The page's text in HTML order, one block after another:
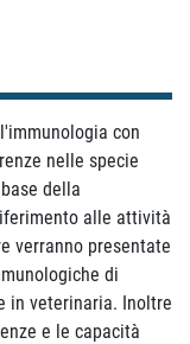
con
nelle specie
della
alle attività
verranno presentate
di
in veterinaria. Inoltre
e le capacità